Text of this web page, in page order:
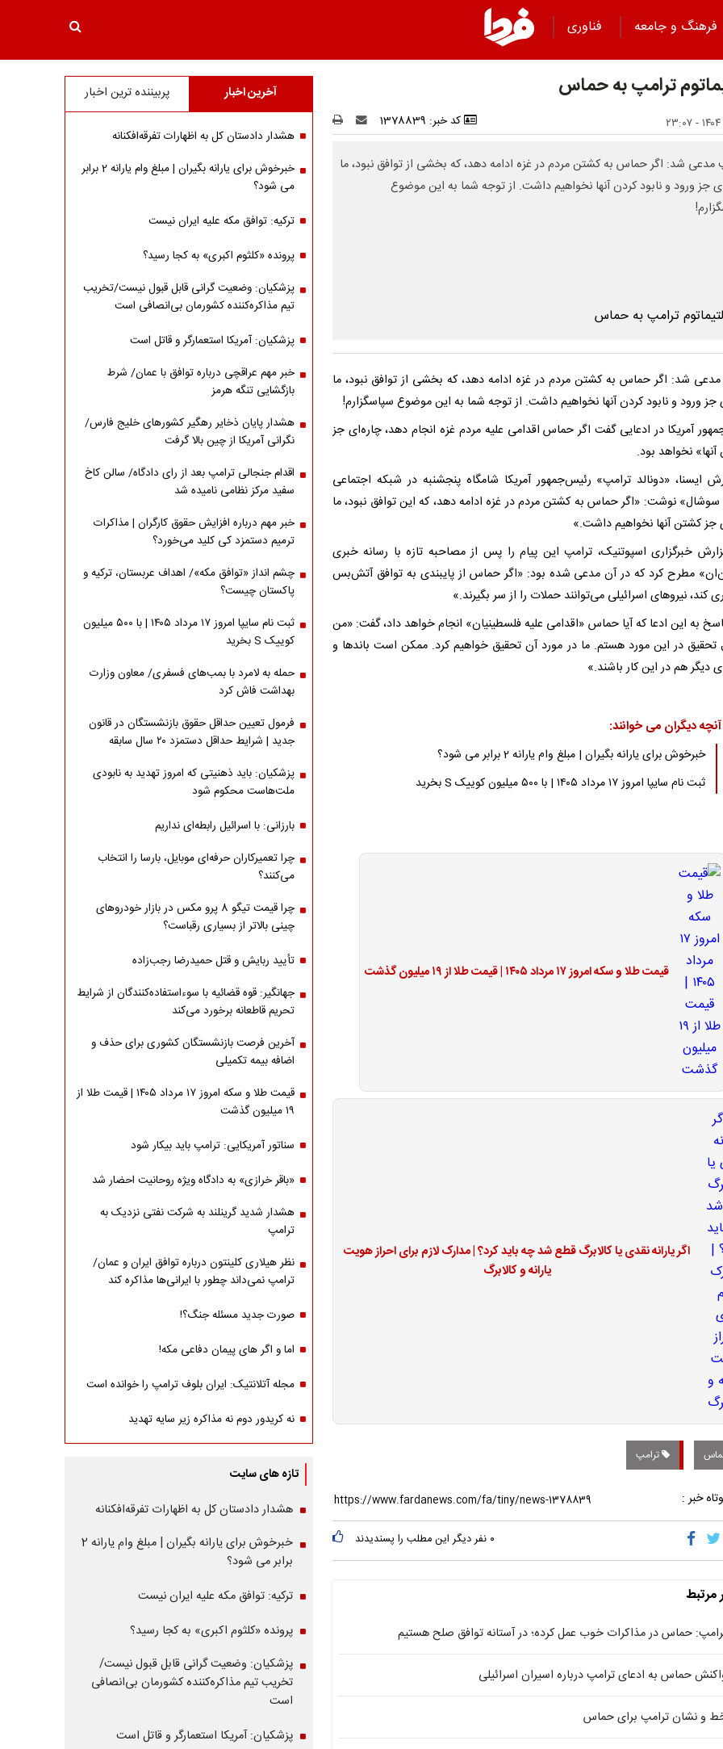
فرهنگ و جامعه فناوری
ترامپ به حماس
کد خبر: 1378839
مدعی شد: اگر حماس به کشتن مردم در غزه ادامه دهد، که بخشی از توافق نبود، ما
جز ورود و نابود کردن آنها نخواهیم داشت. از توجه شما به این موضوع
شد: اگر حماس به کشتن مردم در غزه ادامه دهد، که بخشی از توافق نبود، ما
جز ورود و نابود کردن آنها نخواهیم داشت. از توجه شما به این موضوع سپاسگزارم!
آمریکا در ادعایی گفت اگر حماس اقدامی علیه مردم غزه انجام دهد، چاره‌ای جز
نخواهد بود.
ایسنا، «دونالد ترامپ» رئیس‌جمهور آمریکا شامگاه پنجشنبه در شبکه اجتماعی
نوشت: «اگر حماس به کشتن مردم در غزه ادامه دهد، که این توافق نبود، ما
جز کشتن آنها نخواهیم داشت.»
خبرگزاری اسپوتنیک، ترامپ این پیام را پس از مصاحبه تازه با رسانه خبری
مطرح کرد که در آن مدعی شده بود: «اگر حماس از پایبندی به توافق آتش‌بس
کند، نیروهای اسرائیلی می‌توانند حملات را از سر بگیرند.»
به این ادعا که آیا حماس «اقدامی علیه فلسطینیان» انجام خواهد داد، گفت: «من
تحقیق در این مورد هستم. ما در مورد آن تحقیق خواهیم کرد. ممکن است باندها و
دیگر هم در این کار باشند.»
آنچه دیگران می خوانند:
خبرخوش برای یارانه بگیران | مبلغ وام یارانه 2 برابر می شود؟
ثبت نام سایپا امروز ۱۷ مرداد ۱۴۰۵ | با ۵۰۰ میلیون کوییک S بخرید
قیمت طلا و سکه امروز ۱۷ مرداد ۱۴۰۵ | قیمت طلا از ۱۹ میلیون گذشت
اگر یارانه نقدی یا کالابرگ قطع شد چه باید کرد؟ | مدارک لازم برای احراز هویت
یارانه و کالابرگ
ترامپ
خبر :
۰ نفر دیگر این مطلب را پسندیدند
مرتبط
حماس در مذاکرات خوب عمل کرده؛ در آستانه توافق صلح هستیم
حماس به ادعای ترامپ درباره اسیران اسرائیلی
و نشان ترامپ برای حماس
آخرین اخبار پربیننده ترین اخبار
هشدار دادستان کل به اظهارات تفرقه‌افکنانه
خبرخوش برای یارانه بگیران | مبلغ وام یارانه 2 برابر
می شود؟
ترکیه: توافق مکه علیه ایران نیست
پرونده «کلثوم اکبری» به کجا رسید؟
پزشکیان: وضعیت گرانی قابل قبول نیست/تخریب
تیم مذاکره‌کننده کشورمان بی‌انصافی است
پزشکیان: آمریکا استعمارگر و قاتل است
خبر مهم عراقچی درباره توافق با عمان/ شرط
بازگشایی تنگه هرمز
هشدار پایان ذخایر رهگیر کشورهای خلیج فارس/
نگرانی آمریکا از چین بالا گرفت
اقدام جنجالی ترامپ بعد از رای دادگاه/ سالن کاخ
سفید مرکز نظامی نامیده شد
خبر مهم درباره افزایش حقوق کارگران | مذاکرات
ترمیم دستمزد کی کلید می‌خورد؟
چشم انداز «توافق مکه»/ اهداف عربستان، ترکیه و
پاکستان چیست؟
ثبت نام سایپا امروز ۱۷ مرداد ۱۴۰۵ | با ۵۰۰ میلیون
کوییک S بخرید
حمله به لامرد با بمب‌های فسفری/ معاون وزارت
بهداشت فاش کرد
فرمول تعیین حداقل حقوق بازنشستگان در قانون
جدید | شرایط حداقل دستمزد ۲۰ سال سابقه
پزشکیان: باید ذهنیتی که امروز تهدید به نابودی
ملت‌هاست محکوم شود
بارزانی: با اسرائیل رابطه‌ای نداریم
چرا تعمیرکاران حرفه‌ای موبایل، بارسا را انتخاب
می‌کنند؟
چرا قیمت تیگو 8 پرو مکس در بازار خودروهای
چینی بالاتر از بسیاری رقباست؟
تأیید ربایش و قتل حمیدرضا رجب‌زاده
جهانگیر: قوه قضائیه با سوءاستفاده‌کنندگان از شرایط
تحریم قاطعانه برخورد می‌کند
آخرین فرصت بازنشستگان کشوری برای حذف و
اضافه بیمه تکمیلی
قیمت طلا و سکه امروز ۱۷ مرداد ۱۴۰۵ | قیمت طلا از
۱۹ میلیون گذشت
سناتور آمریکایی: ترامپ باید بیکار شود
«باقر خرازی» به دادگاه ویژه روحانیت احضار شد
هشدار شدید گرینلند به شرکت نفتی نزدیک به
ترامپ
نظر هیلاری کلینتون درباره توافق ایران و عمان/
ترامپ نمی‌داند چطور با ایرانی‌ها مذاکره کند
صورت جدید مسئله جنگ؟!
اما و اگر های پیمان دفاعی مکه!
مجله آتلانتیک: ایران بلوف ترامپ را خوانده است
نه کریدور دوم نه مذاکره زیر سایه تهدید
تازه های سایت
هشدار دادستان کل به اظهارات تفرقه‌افکنانه
خبرخوش برای یارانه بگیران | مبلغ وام یارانه 2
برابر می شود؟
ترکیه: توافق مکه علیه ایران نیست
پرونده «کلثوم اکبری» به کجا رسید؟
پزشکیان: وضعیت گرانی قابل قبول نیست/
تخریب تیم مذاکره‌کننده کشورمان بی‌انصافی
است
پزشکیان: آمریکا استعمارگر و قاتل است